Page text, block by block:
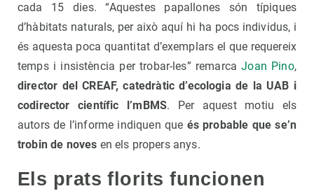
cada 15 dies. “Aquestes papallones són típiques
d’hàbitats naturals, per això aquí hi ha pocs individus, i
és aquesta poca quantitat d’exemplars el que requereix
temps i insistència per trobar-les” remarcaJoan Pino,
director del CREAF, catedràtic d’ecologia de la UAB i
codirector científic l’mBMS. Per aquest motiu els
autors de l’informe indiquen que és probable que se’n
trobin de noves en els propers anys.
Els prats florits funcionen